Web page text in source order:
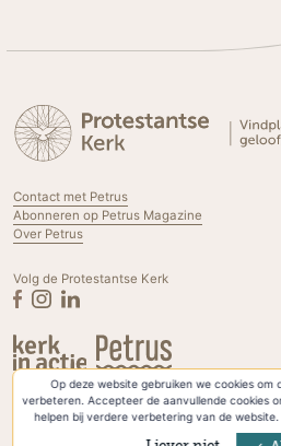
Op deze website gebruiken we cookies
verbeteren. Accepteer de aanvullende cookies
helpen bij verdere verbetering van de
Contact met Petrus
Abonneren op Petrus Magazine
Over Petrus
Volg de Protestantse Kerk
Privacyverklaring & Cookies